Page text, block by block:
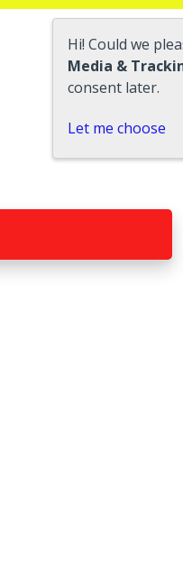
Hi! Could we
Media &
consent later.
Let me choose